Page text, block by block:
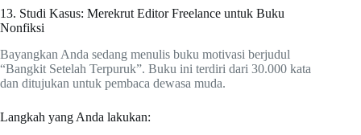
13. Studi Kasus: Merekrut Editor Freelance untuk Buku
Nonfiksi
Bayangkan Anda sedang menulis buku motivasi berjudul
“Bangkit Setelah Terpuruk”. Buku ini terdiri dari 30.000 kata
dan ditujukan untuk pembaca dewasa muda.
Langkah yang Anda lakukan: